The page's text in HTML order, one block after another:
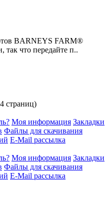
BARNEYS FARM®
так что передайте п..
страниц)
Моя информация Закладки
Файлы для скачивания
E-Mail рассылка
Моя информация Закладки
Файлы для скачивания
E-Mail рассылка